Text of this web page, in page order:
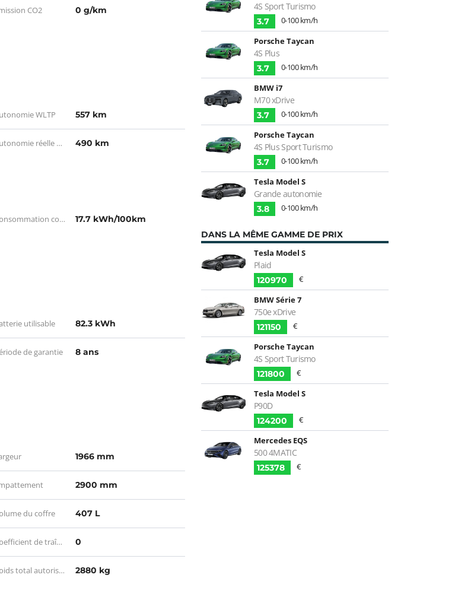
CO2 0 g/km
WLTP 557 km
réelle en électrique 490 km
constructeur 17.7 kWh/100km
utilisable 82.3 kWh
de garantie 8 ans
1966 mm
2900 mm
du coffre 407 L
de traînée (SCx) 0
total autorisé en charge 2880 kg
4S Sport Turismo
3.7
0-100 km/h
Porsche Taycan
4S Plus
3.7
0-100 km/h
BMW i7
M70 xDrive
3.7
0-100 km/h
Porsche Taycan
4S Plus Sport Turismo
3.7
0-100 km/h
Tesla Model S
Grande autonomie
3.8 0-100 km/h
DANS LA MÊME GAMME DE PRIX
Tesla Model S
Plaid
120970
€
BMW Série 7
750e xDrive
121150
€
Porsche Taycan
4S Sport Turismo
121800
€
Tesla Model S
P90D
124200
€
Mercedes EQS
500 4MATIC
125378 €